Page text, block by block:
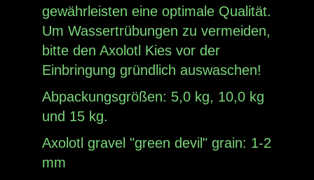
gewährleisten eine optimale Qualität.
Um Wassertrübungen zu vermeiden,
bitte den Axolotl Kies vor der
Einbringung gründlich auswaschen!
Abpackungsgrößen: 5,0 kg, 10,0 kg
und 15 kg.
Axolotl gravel "green devil" grain: 1-2
mm